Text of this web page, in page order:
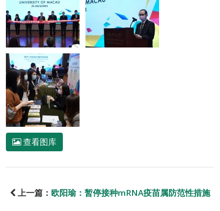
查看图库
上一篇： 欧阳瑜：暂停接种mRNA疫苗属防范性措施